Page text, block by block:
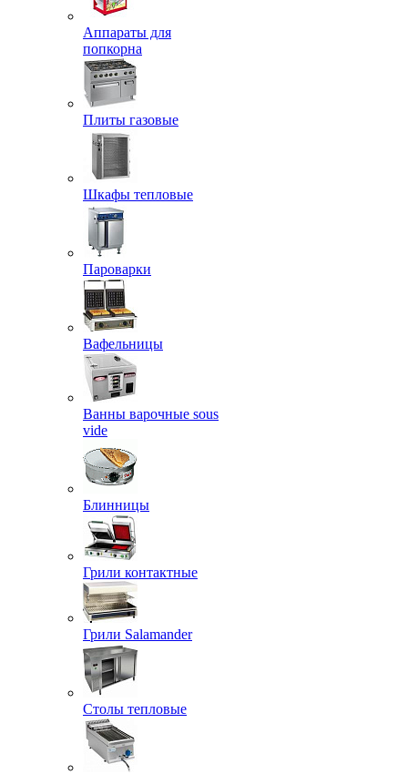
Аппараты для
попкорна
Плиты газовые
Шкафы тепловые
Пароварки
Вафельницы
Ванны варочные sous
vide
Блинницы
Грили контактные
Грили Salamander
Столы тепловые